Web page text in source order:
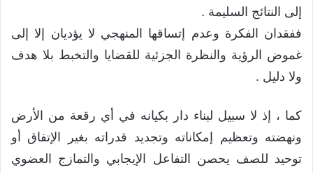
إلى النتائج السليمة .
ففقدان الفكرة وعدم إتساقها المنهجي لا يؤديان إلا إلى
غموض الرؤية والنظرة الجزئية للقضايا والتخبط بلا هدف
ولا دليل .
كما ، إذ لا سبيل لبناء دار بكيانه في أي رقعة من الأرض
ونهضته وتعظيم إمكاناته وتجديد قدراته بغير الإتفاق أو
توحيد للصف يحصن التفاعل الإيجابي والتمازج العضوي